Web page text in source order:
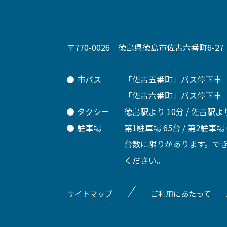
〒770-0026 徳島県徳島市佐古六番町6-27
市バス
「佐古五番町」バス停下
「佐古六番町」バス停下
タクシー
徳島駅より 10分 / 佐古駅
駐車場
第1駐車場 65台 / 第2駐車
台数に限りがあります。で
ください。
サイトマップ ご利用にあたって